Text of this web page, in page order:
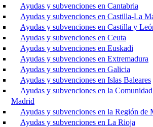
Ayudas y subvenciones en Cantabria
Ayudas y subvenciones en Castilla-La
Ayudas y subvenciones en Castilla y
Ayudas y subvenciones en Ceuta
Ayudas y subvenciones en Euskadi
Ayudas y subvenciones en Extremadura
Ayudas y subvenciones en Galicia
Ayudas y subvenciones en Islas Baleares
Ayudas y subvenciones en la
Madrid
Ayudas y subvenciones en la Región de
Ayudas y subvenciones en La Rioja